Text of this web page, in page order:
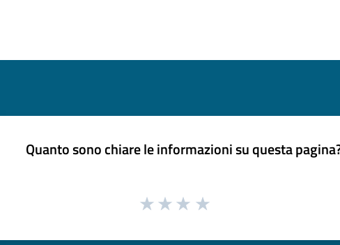
Quanto sono chiare le informazioni su questa